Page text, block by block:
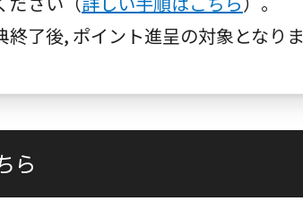
了後, ポイント進呈の対象となりま
ら